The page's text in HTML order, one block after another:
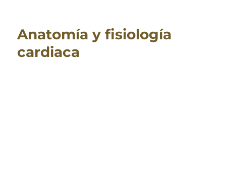
Anatomía y fisiología
cardiaca